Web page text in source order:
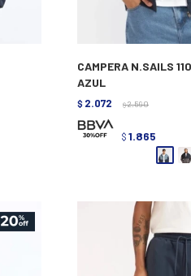
CAMPERA N.SAILS
AZUL
$ 2.072 $ 2.590
$ 1.865